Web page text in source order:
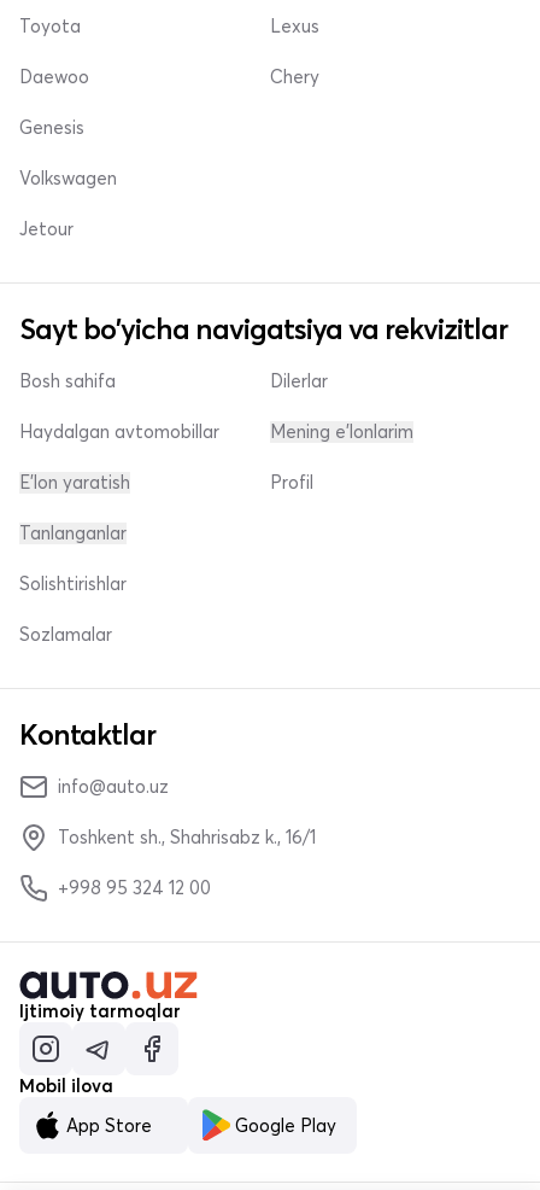
Toyota
Daewoo
Lexus
Chery
Genesis
Volkswagen
Jetour
Sayt bo'yicha navigatsiya va rekvizitlar
Bosh sahifa
Haydalgan avtomobillar
E'lon yaratish
Dilerlar
Mening e'lonlarim
Profil
Tanlanganlar
Solishtirishlar
Sozlamalar
Kontaktlar
info@auto.uz
Toshkent sh., Shahrisabz k., 16/1
+998 95 324 12 00
Ijtimoiy tarmoqlar
Mobil ilova
App Store
Google Play